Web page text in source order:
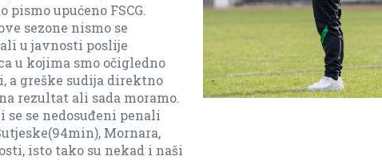
Imamo dever finala do kraja da
dodjemo do baraža(ostanak bez baraza
je moguć ali moramo biti realni i reći
da je sad daleko).